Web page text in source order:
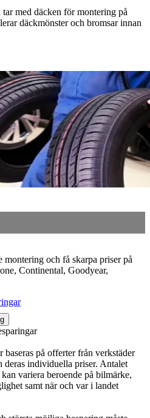
med däcken för montering på
däckmönster och bromsar innan
och få skarpa priser på
Continental, Goodyear,
på offerter från verkstäder
deras individuella priser. Antalet
variera beroende på bilmärke,
samt när och var i landet